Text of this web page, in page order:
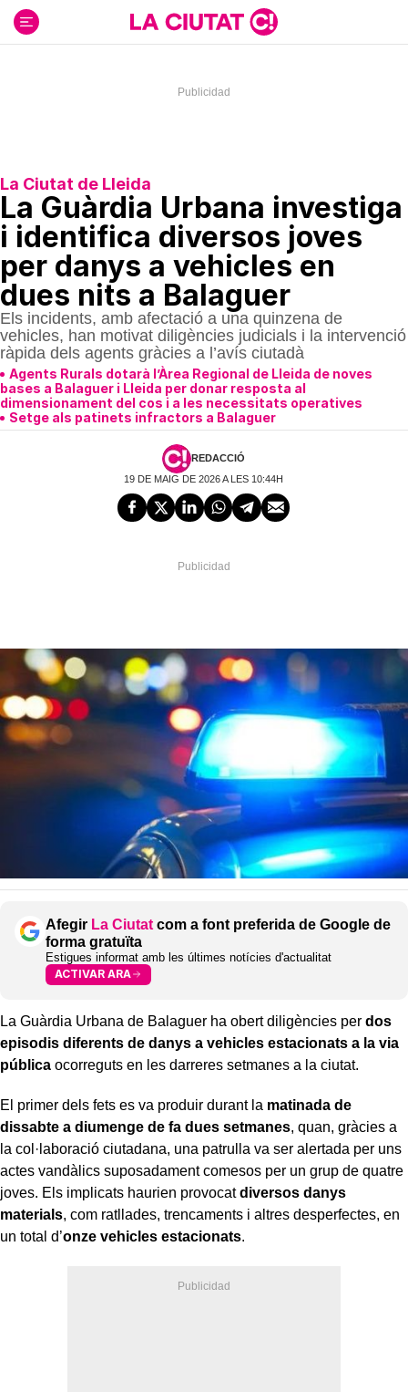
contenido
La Ciutat de Lleida
La Guàrdia Urbana investiga
i identifica diversos joves
per danys a vehicles en
dues nits a Balaguer
Els incidents, amb afectació a una quinzena de
vehicles, han motivat diligències judicials i la intervenció
ràpida dels agents gràcies a l’avís ciutadà
Agents Rurals dotarà l’Àrea Regional de Lleida de noves
bases a Balaguer i Lleida per donar resposta al
dimensionament del cos i a les necessitats operatives
Setge als patinets infractors a Balaguer
REDACCIÓ
19 DE MAIG DE 2026 A LES 10:44H
Afegir La Ciutat com a font preferida de Google de
forma gratuïta
Estigues informat amb les últimes notícies d'actualitat
ACTIVAR ARA
La Guàrdia Urbana de Balaguer ha obert diligències per dos
episodis diferents de danys a vehicles estacionats a la via
pública ocorreguts en les darreres setmanes a la ciutat.
El primer dels fets es va produir durant la matinada de
dissabte a diumenge de fa dues setmanes, quan, gràcies a
la col·laboració ciutadana, una patrulla va ser alertada per uns
actes vandàlics suposadament comesos per un grup de quatre
joves. Els implicats haurien provocatdiversos danys
materials, com ratllades, trencaments i altres desperfectes, en
un total d’onze vehicles estacionats.